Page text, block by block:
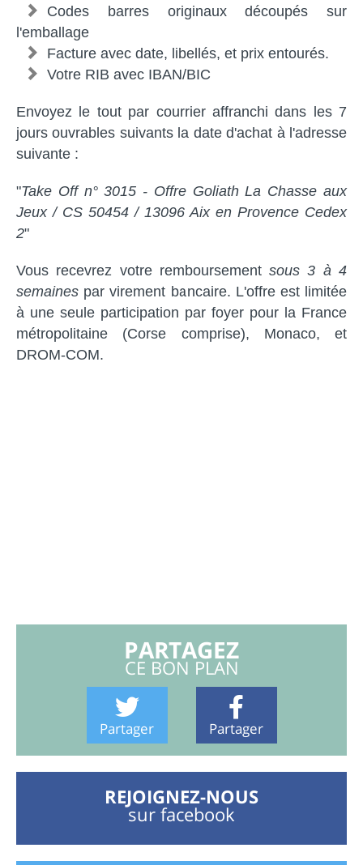
Codes barres originaux découpés sur
l'emballage
Facture avec date, libellés, et prix entourés.
Votre RIB avec IBAN/BIC
Envoyez le tout par courrier affranchi dans les 7
jours ouvrables suivants la date d'achat à l'adresse
suivante :
"Take Off n° 3015 - Offre Goliath La Chasse aux
Jeux / CS 50454 / 13096 Aix en Provence Cedex
2"
Vous recevrez votre remboursementsous 3 à 4
semaines par virement bancaire. L'offre est limitée
à une seule participation par foyer pour la France
métropolitaine (Corse comprise), Monaco, et
DROM-COM.
PARTAGEZ
CE BON PLAN
Partager Partager
REJOIGNEZ-NOUS
sur facebook